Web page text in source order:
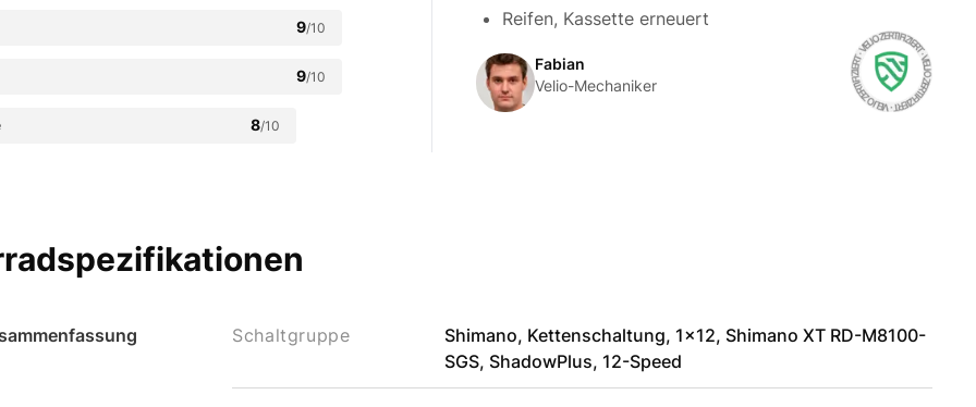
9/10
9/10
8/10
Reifen, Kassette erneuert
Fabian
Velio-Mechaniker
Schaltgruppe
Shimano, Kettenschaltung, 1x12, Shimano XT RD-M8100-
SGS, ShadowPlus, 12-Speed